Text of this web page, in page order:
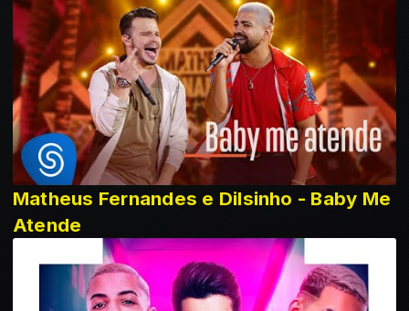
Matheus Fernandes e Dilsinho - Baby Me
Atende